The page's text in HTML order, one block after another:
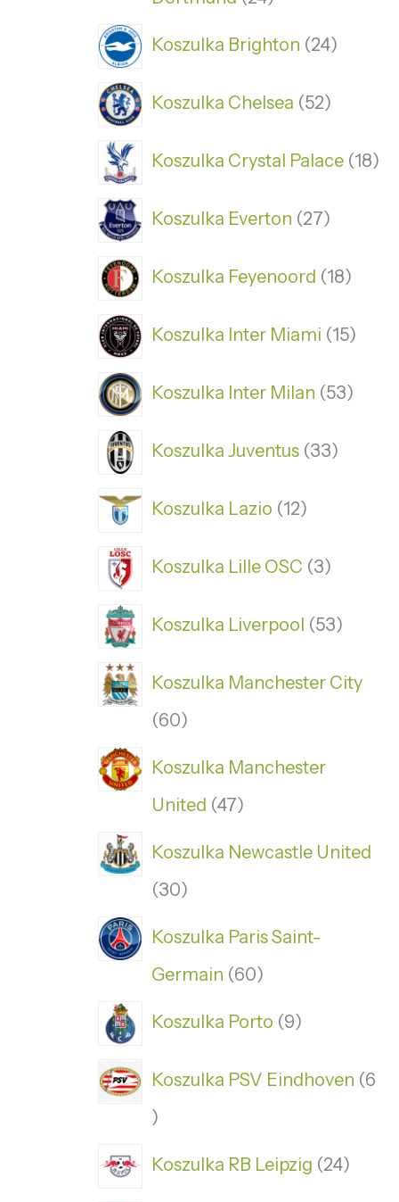
Koszulka Brighton 24
Koszulka Chelsea 52
Koszulka Crystal Palace 18
Koszulka Everton 27
Koszulka Feyenoord 18
Koszulka Inter Miami 15
Koszulka Inter Milan 53
Koszulka Juventus 33
Koszulka Lazio 12
Koszulka Lille OSC 3
Koszulka Liverpool 53
Koszulka Manchester City
60
Koszulka Manchester
United 47
Koszulka Newcastle United
30
Koszulka Paris Saint-
Germain 60
Koszulka Porto 9
Koszulka PSV Eindhoven 6
Koszulka RB Leipzig 24